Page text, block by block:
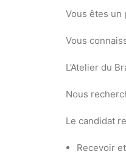
Vous êtes un
Vous
L’Atelier du
Nous
Le candidat
Recevoir